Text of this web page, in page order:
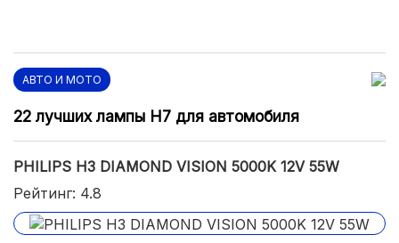
АВТО И МОТО
22 лучших лампы H7 для автомобиля
PHILIPS H3 DIAMOND VISION 5000K 12V 55W
Рейтинг: 4.8